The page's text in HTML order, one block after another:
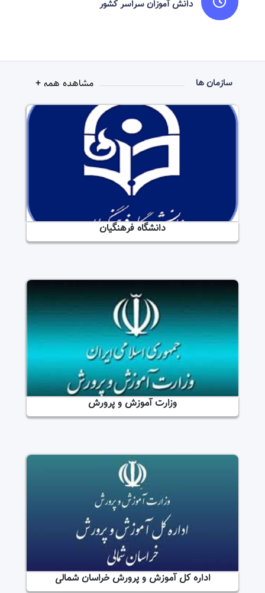
دانش آموزان سراسر کشور
سازمان ها مشاهده همه +
دانشگاه فرهنگیان
وزارت آموزش و پرورش
اداره کل آموزش و پرورش خراسان شمالی